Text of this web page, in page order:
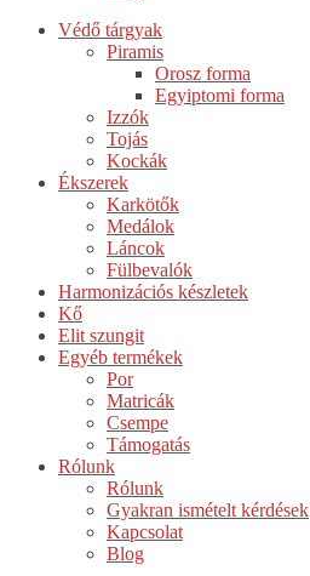
Védő tárgyak
Piramis
Orosz forma
Egyiptomi forma
Izzók
Tojás
Kockák
Ékszerek
Karkötők
Medálok
Láncok
Fülbevalók
Harmonizációs készletek
Kő
Elit szungit
Egyéb termékek
Por
Matricák
Csempe
Támogatás
Rólunk
Rólunk
Gyakran ismételt kérdések
Kapcsolat
Blog